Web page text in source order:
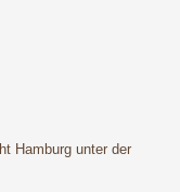
Hamburg unter der